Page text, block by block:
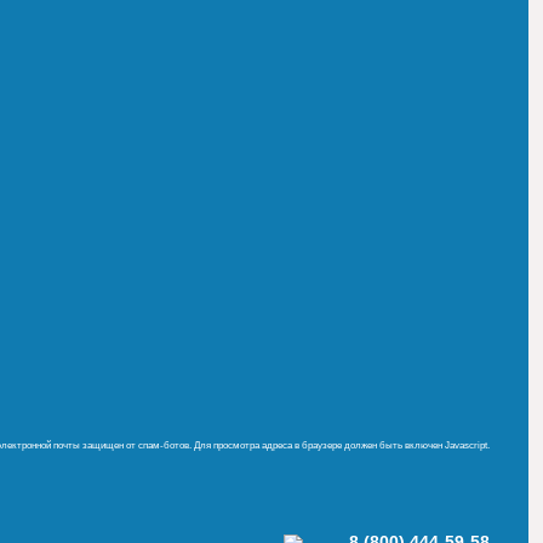
почты защищен от спам-ботов. Для просмотра адреса в браузере должен быть включен Javascript.